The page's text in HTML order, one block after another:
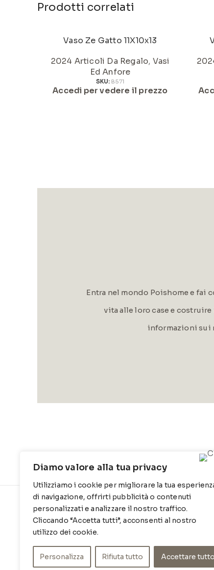
Diamo valore alla tua privacy
Utilizziamo i cookie per migliorare la tua
di navigazione, offrirti pubblicità o contenuti
personalizzati e analizzare il nostro traffico.
Cliccando “Accetta tutti”, acconsenti al nostro
utilizzo dei cookie.
Personalizza Rifiuta tutto Accettare tutto
Prodotti correlati
Vaso Ze Gatto 11X10x13
2024 Articoli Da Regalo, Vasi
Ed Anfore
SKU: B571
Accedi per vedere il prezzo
Entra nel mondo Poishome e fai
vita alle loro case e
informazioni sui
CONTATTI
Contrada Locosantissimo 1316 - 70044
Polignano a mare
T: 080 917 78 89
Chi siamo
Privacy